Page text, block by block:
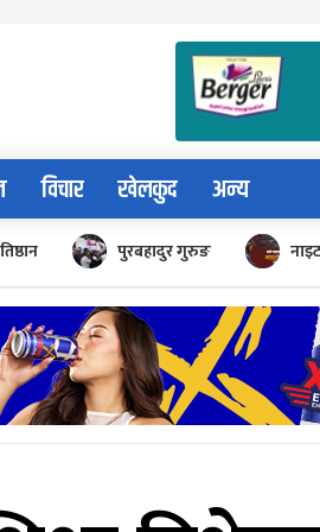
विचार खेलकुद अन्य
पुरबहादुर गुरुङ